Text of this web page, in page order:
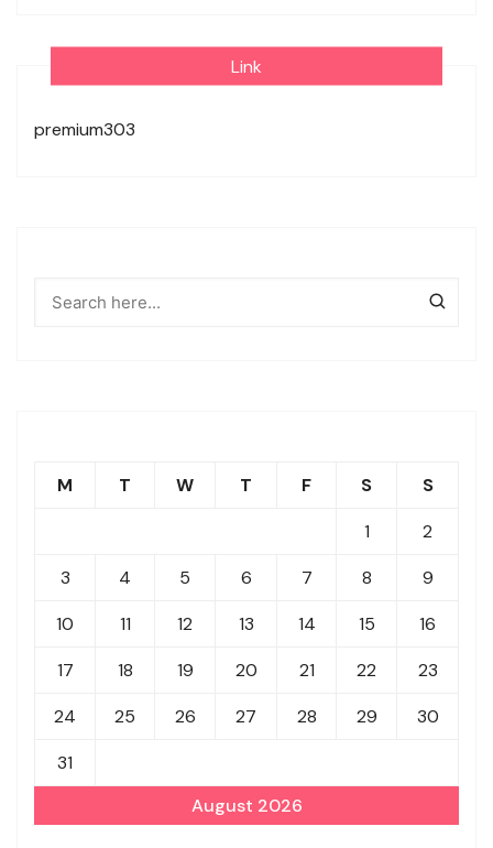
Link
premium303
August 2026
M T W T F S
S
1
2
3
4 5 6 7 8
9
10
11 12 13 14 15
16
17
18 19 20 21 22
23
24
25 26 27 28 29
30
31